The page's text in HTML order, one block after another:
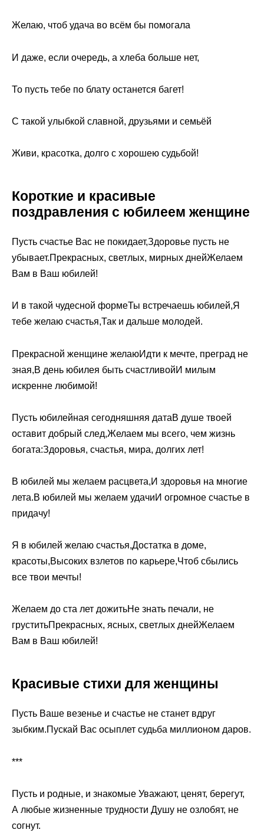
Желаю, чтоб удача во всём бы помогала
И даже, если очередь, а хлеба больше нет,
То пусть тебе по блату останется багет!
С такой улыбкой славной, друзьями и семьёй
Живи, красотка, долго с хорошею судьбой!
Короткие и красивые
поздравления с юбилеем женщине
Пусть счастье Вас не покидает,Здоровье пусть не
убывает.Прекрасных, светлых, мирных днейЖелаем
Вам в Ваш юбилей!
И в такой чудесной формеТы встречаешь юбилей,Я
тебе желаю счастья,Так и дальше молодей.
Прекрасной женщине желаюИдти к мечте, преград не
зная,В день юбилея быть счастливойИ милым
искренне любимой!
Пусть юбилейная сегодняшняя датаВ душе твоей
оставит добрый след,Желаем мы всего, чем жизнь
богата:Здоровья, счастья, мира, долгих лет!
В юбилей мы желаем расцвета,И здоровья на многие
лета.В юбилей мы желаем удачиИ огромное счастье в
придачу!
Я в юбилей желаю счастья,Достатка в доме,
красоты,Высоких взлетов по карьере,Чтоб сбылись
все твои мечты!
Желаем до ста лет дожитьНе знать печали, не
груститьПрекрасных, ясных, светлых днейЖелаем
Вам в Ваш юбилей!
Красивые стихи для женщины
Пусть Ваше везенье и счастье не станет вдруг
зыбким.Пускай Вас осыплет судьба миллионом даров.
***
Пусть и родные, и знакомые Уважают, ценят, берегут,
А любые жизненные трудности Душу не озлобят, не
согнут.